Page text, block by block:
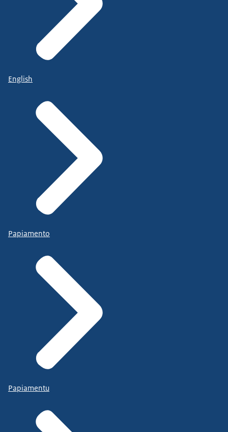
English
Papiamento
Papiamentu